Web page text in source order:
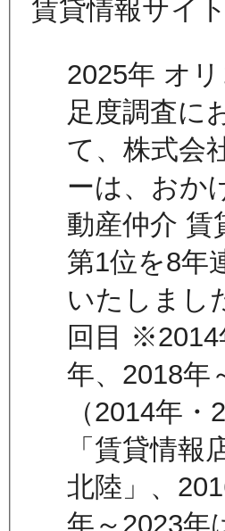
2025年 オ
足度調査に
て、株式会
ーは、おか
動産仲介 賃
第1位を8年
いたしまし
回目 ※2014
年、2018年
（2014年・
「賃貸情報
北陸」、
年～2023年